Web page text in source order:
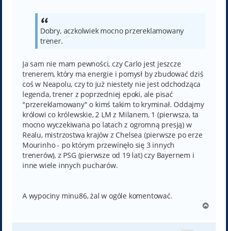
Dobry, aczkolwiek mocno przereklamowany
trener.
Ja sam nie mam pewności, czy Carlo jest jeszcze
trenerem, który ma energie i pomysł by zbudować dziś
coś w Neapolu, czy to już niestety nie jest odchodząca
legenda, trener z poprzedniej epoki, ale pisać
"przereklamowany" o kimś takim to kryminał. Oddajmy
królowi co królewskie, 2 LM z Milanem, 1 (pierwsza, ta
mocno wyczekiwana po latach z ogromną presją) w
Realu, mistrzostwa krajów z Chelsea (pierwsze po erze
Mourinho - po którym przewinęło się 3 innych
trenerów), z PSG (pierwsze od 19 lat) czy Bayernem i
inne wiele innych pucharów.
A wypociny minu86, żal w ogóle komentować.
g